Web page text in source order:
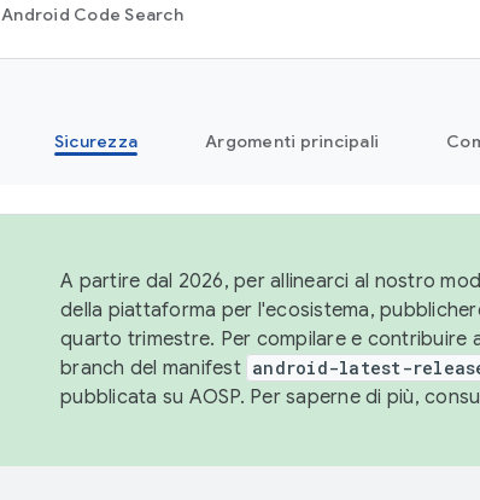
Android Code Search
Sicurezza Argomenti principali
A partire dal 2026, per allinearci al nostro
della piattaforma per l'ecosistema,
quarto trimestre. Per compilare e contribuire
branch del manifest android-latest-
pubblicata su AOSP. Per saperne di più,